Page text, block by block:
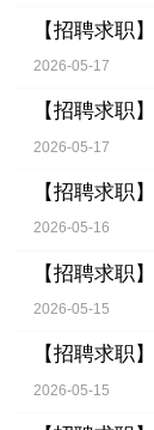
【招聘求职】
2026-05-17
【招聘求职】
2026-05-17
【招聘求职】
2026-05-16
【招聘求职】
2026-05-15
【招聘求职】
2026-05-15